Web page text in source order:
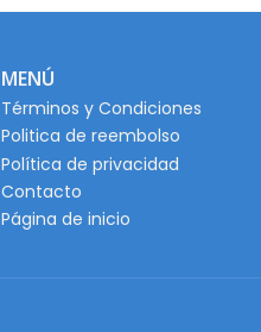
MENÚ
Términos y Condiciones
Politica de reembolso
Política de privacidad
Contacto
Página de inicio